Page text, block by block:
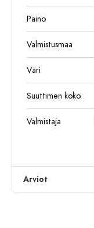
Paino
Valmistusmaa
Väri
Suuttimen koko
Valmistaja
Arviot